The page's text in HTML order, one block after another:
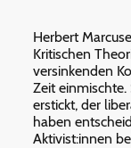
Herbert
Kritischen
versinkenden
Zeit einmischte.
erstickt, der
haben
Aktivist:innen